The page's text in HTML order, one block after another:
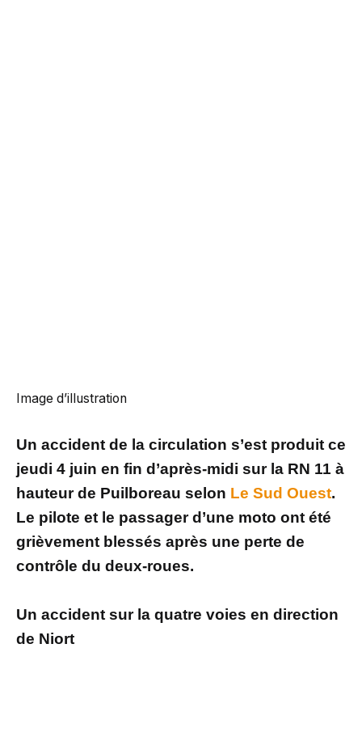
Image d’illustration
Un accident de la circulation s’est produit ce
jeudi 4 juin en fin d’après-midi sur la RN 11 à
hauteur de Puilboreau selon Le Sud Ouest.
Le pilote et le passager d’une moto ont été
grièvement blessés après une perte de
contrôle du deux-roues.
Un accident sur la quatre voies en direction
de Niort